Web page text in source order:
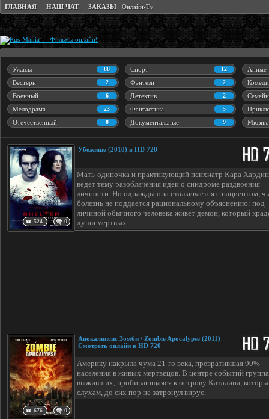
ГЛАВНАЯ НАШ ЧАТ ЗАКАЗЫ Онлайн-Tv
88
Ужасы 12
Спорт Аниме
2
Вестерн 2
Фэнтези
6
Военный 2
Детектив
23
Мелодрама 5
Фантастика
8
Отечественный 9
Документальные
524 0
Убeжище (2010) в HD 720
Мать-одиночка и практикующий психиатр Кара
ведет тему разоблачения идеи о синдроме раздвоения
личности. Но однажды она сталкивается с пациентом,
болезнь не поддается рациональному объяснению: под
личиной обычного человека живет демон, который
души мертвых…
676 0
Апокалипсис Зомби / Zombie Apocalypse (2011)
Смотреть онлайн в HD 720
Америку накрыла чума 21-го века, превратившая 90%
населения в живых мертвецов. В центре событий группа
выживших, пробивающаяся к острову Каталина,
слухам, до сих пор не затронул вирус.